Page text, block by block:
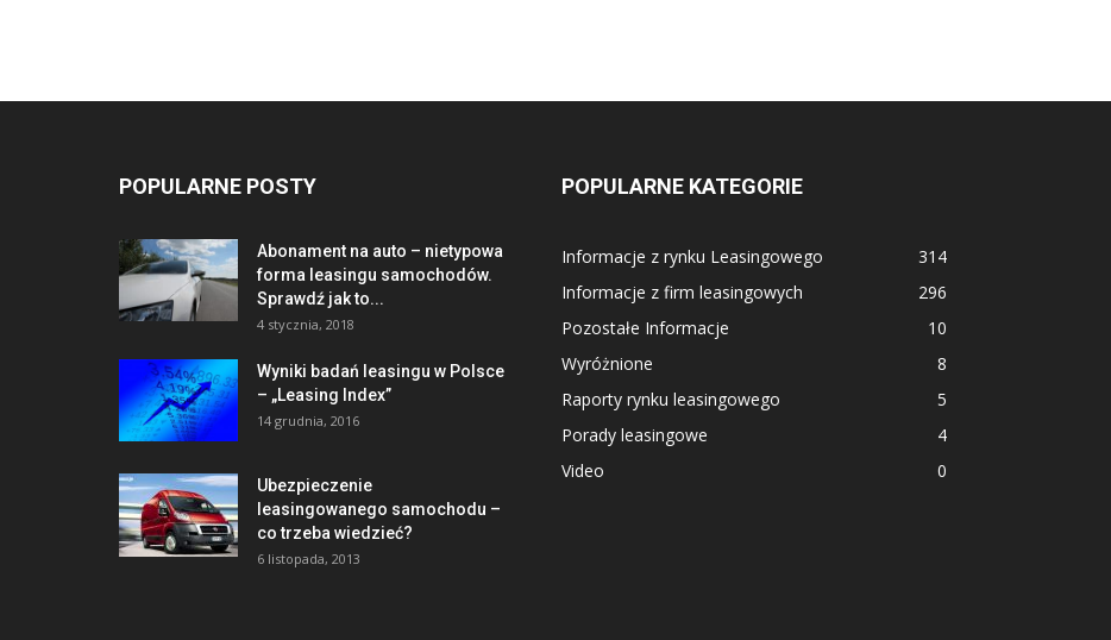
POPULARNE POSTY
Abonament na auto – nietypowa
forma leasingu samochodów.
Sprawdź jak to...
4 stycznia, 2018
Wyniki badań leasingu w Polsce
– „Leasing Index”
14 grudnia, 2016
Ubezpieczenie
leasingowanego samochodu –
co trzeba wiedzieć?
6 listopada, 2013
POPULARNE KATEGORIE
Informacje z rynku Leasingowego
314
Informacje z firm leasingowych
296
Pozostałe Informacje
10
Wyróżnione
8
Raporty rynku leasingowego
5
Porady leasingowe
4
Video
0